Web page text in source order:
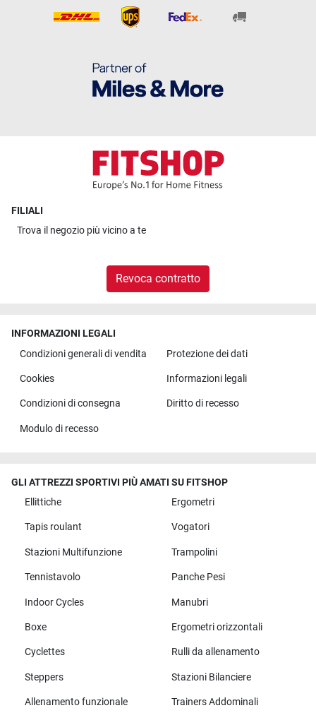
FILIALI
Trova il negozio più vicino a te
Revoca contratto
INFORMAZIONI LEGALI
Condizioni generali di vendita
Protezione dei dati
Cookies Informazioni legali
Condizioni di consegna Diritto di recesso
Modulo di recesso
GLI ATTREZZI SPORTIVI PIÙ AMATI SU FITSHOP
Ellittiche
Ergometri
Tapis roulant Vogatori
Stazioni Multifunzione Trampolini
Tennistavolo Panche Pesi
Indoor Cycles Manubri
Boxe Ergometri orizzontali
Cyclettes Rulli da allenamento
Steppers Stazioni Bilanciere
Allenamento funzionale Trainers Addominali